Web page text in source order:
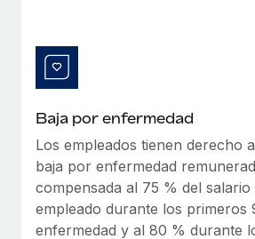
Gestiona las prestaciones de los
complicaciones.
Más información
Pento se convierte en un
con Remote
Gestionar las nóminas internamente es
semanas en hacerlo manualmente y, al
Más información
Baja por enfermedad
Los empleados tienen derecho
baja por enfermedad
compensada al 75 % del
empleado durante los primeros
enfermedad y al 80 % durante